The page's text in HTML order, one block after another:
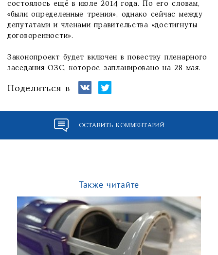
состоялось ещё в июле 2014 года. По его словам,
«были определенные трения», однако сейчас между
депутатами и членами правительства «достигнуты
договоренности».
Законопроект будет включен в повестку пленарного
заседания ОЗС, которое запланировано на 28 мая.
Поделиться в
ОСТАВИТЬ КОММЕНТАРИЙ
Также читайте